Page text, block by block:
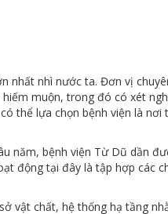
nhất nhì nước ta. Đơn vị
muộn, trong đó có xét
thể lựa chọn bệnh viện là nơi
năm, bệnh viện Từ Dũ dần
động tại đây là tập hợp các
vật chất, hệ thống hạ tầng